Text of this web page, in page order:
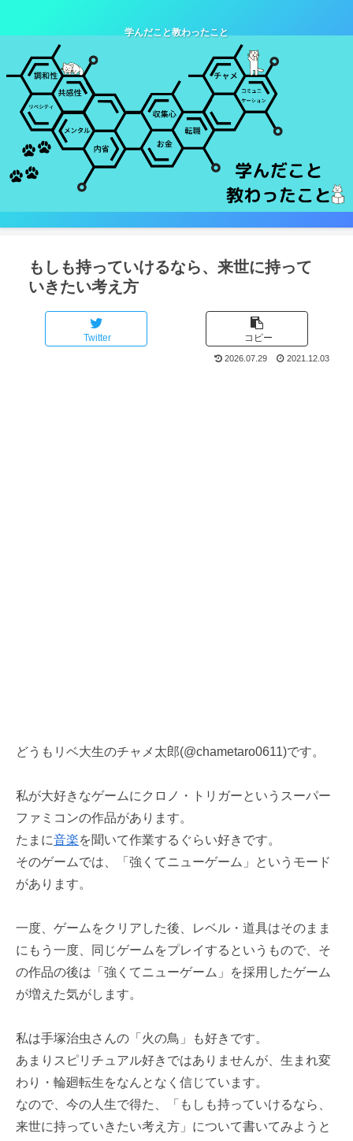
学んだこと教わったこと
もしも持っていけるなら、来世に持って
いきたい考え方
Twitter コピー
2026.07.29 2021.12.03
どうもリベ大生のチャメ太郎(@chametaro0611)です。
私が大好きなゲームにクロノ・トリガーというスーパー
ファミコンの作品があります。
たまに音楽を聞いて作業するぐらい好きです。
そのゲームでは、「強くてニューゲーム」というモード
があります。
一度、ゲームをクリアした後、レベル・道具はそのまま
にもう一度、同じゲームをプレイするというもので、そ
の作品の後は「強くてニューゲーム」を採用したゲーム
が増えた気がします。
私は手塚治虫さんの「火の鳥」も好きです。
あまりスピリチュアル好きではありませんが、生まれ変
わり・輪廻転生をなんとなく信じています。
なので、今の人生で得た、「もしも持っていけるなら、
来世に持っていきたい考え方」について書いてみようと